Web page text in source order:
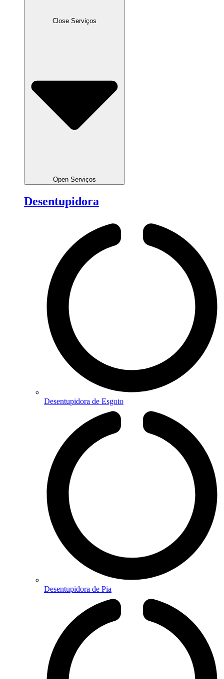
Close Serviços
Open Serviços
Desentupidora
Desentupidora de Esgoto
Desentupidora de Pia